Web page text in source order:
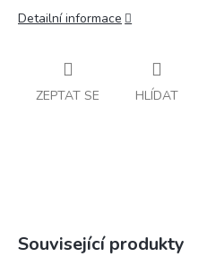
Detailní informace
ZEPTAT SE HLÍDAT
Související produkty